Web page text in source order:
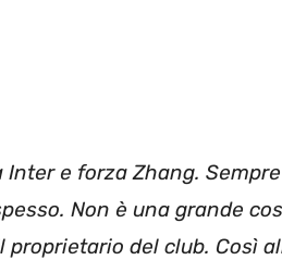
e forza Zhang.
Non è una grande
del club. Così